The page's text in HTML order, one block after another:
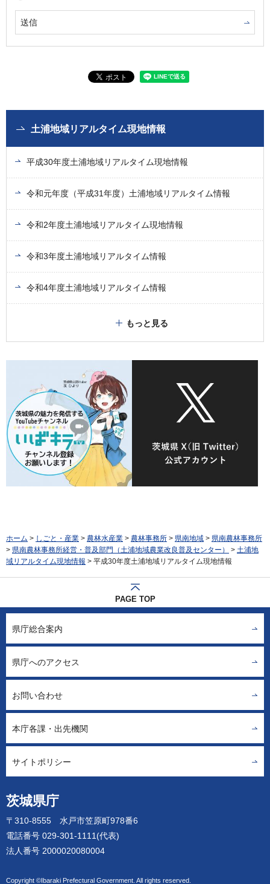
土浦地域リアルタイム現地情報
平成30年度土浦地域リアルタイム現地情報
令和元年度（平成31年度）土浦地域リアルタイム情報
令和2年度土浦地域リアルタイム現地情報
令和3年度土浦地域リアルタイム情報
令和4年度土浦地域リアルタイム情報
もっと見る
ホーム > しごと・産業 > 農林水産業 > 農林事務所 > 県南地域 > 県南農林事務所
> 県南農林事務所経営・普及部門（土浦地域農業改良普及センター） > 土浦地
域リアルタイム現地情報 > 平成30年度土浦地域リアルタイム現地情報
PAGE TOP
茨城県庁
〒310-8555 水戸市笠原町978番6
電話番号 029-301-1111(代表)
法人番号 2000020080004
Copyright ©Ibaraki Prefectural Government. All rights reserved.
県庁総合案内
県庁へのアクセス
お問い合わせ
本庁各課・出先機関
サイトポリシー